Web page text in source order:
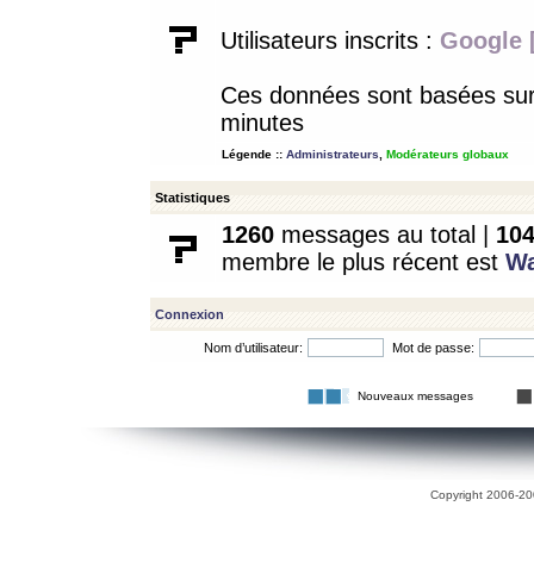
Utilisateurs inscrits : Google
Ces données sont basées
minutes
Légende :: Administrateurs Modérateurs globaux
Statistiques
1260 messages au total | 104
membre le plus récent est
Connexion
Nom d’utilisateur: Mot de passe:
Nouveaux messages
Copyright 2006-